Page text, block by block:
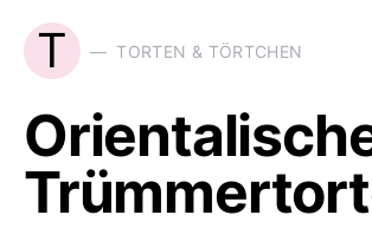
T TORTEN & TÖRTCHEN